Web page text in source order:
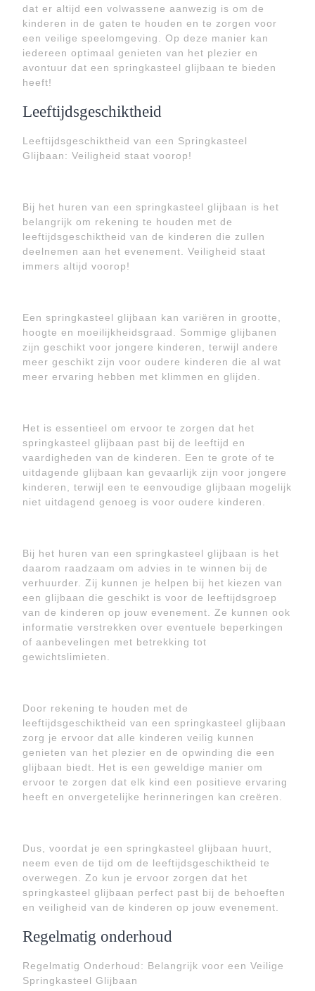
dat er altijd een volwassene aanwezig is om de
kinderen in de gaten te houden en te zorgen voor
een veilige speelomgeving. Op deze manier kan
iedereen optimaal genieten van het plezier en
avontuur dat een springkasteel glijbaan te bieden
heeft!
Leeftijdsgeschiktheid
Leeftijdsgeschiktheid van een Springkasteel
Glijbaan: Veiligheid staat voorop!
Bij het huren van een springkasteel glijbaan is het
belangrijk om rekening te houden met de
leeftijdsgeschiktheid van de kinderen die zullen
deelnemen aan het evenement. Veiligheid staat
immers altijd voorop!
Een springkasteel glijbaan kan variëren in grootte,
hoogte en moeilijkheidsgraad. Sommige glijbanen
zijn geschikt voor jongere kinderen, terwijl andere
meer geschikt zijn voor oudere kinderen die al wat
meer ervaring hebben met klimmen en glijden.
Het is essentieel om ervoor te zorgen dat het
springkasteel glijbaan past bij de leeftijd en
vaardigheden van de kinderen. Een te grote of te
uitdagende glijbaan kan gevaarlijk zijn voor jongere
kinderen, terwijl een te eenvoudige glijbaan mogelijk
niet uitdagend genoeg is voor oudere kinderen.
Bij het huren van een springkasteel glijbaan is het
daarom raadzaam om advies in te winnen bij de
verhuurder. Zij kunnen je helpen bij het kiezen van
een glijbaan die geschikt is voor de leeftijdsgroep
van de kinderen op jouw evenement. Ze kunnen ook
informatie verstrekken over eventuele beperkingen
of aanbevelingen met betrekking tot
gewichtslimieten.
Door rekening te houden met de
leeftijdsgeschiktheid van een springkasteel glijbaan
zorg je ervoor dat alle kinderen veilig kunnen
genieten van het plezier en de opwinding die een
glijbaan biedt. Het is een geweldige manier om
ervoor te zorgen dat elk kind een positieve ervaring
heeft en onvergetelijke herinneringen kan creëren.
Dus, voordat je een springkasteel glijbaan huurt,
neem even de tijd om de leeftijdsgeschiktheid te
overwegen. Zo kun je ervoor zorgen dat het
springkasteel glijbaan perfect past bij de behoeften
en veiligheid van de kinderen op jouw evenement.
Regelmatig onderhoud
Regelmatig Onderhoud: Belangrijk voor een Veilige
Springkasteel Glijbaan